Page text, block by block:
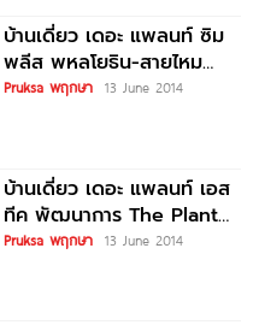
บ้านเดี่ยว เดอะ แพลนท์ ซิม
พลีส พหลโยธิน-สายไหม
The Plant Simpls
Pruksa พฤกษา 13 June 2014
บ้านเดี่ยว เดอะ แพลนท์ เอส
ทีค พัฒนาการ The Plant
Estique Pattanakarn
Pruksa พฤกษา 13 June 2014